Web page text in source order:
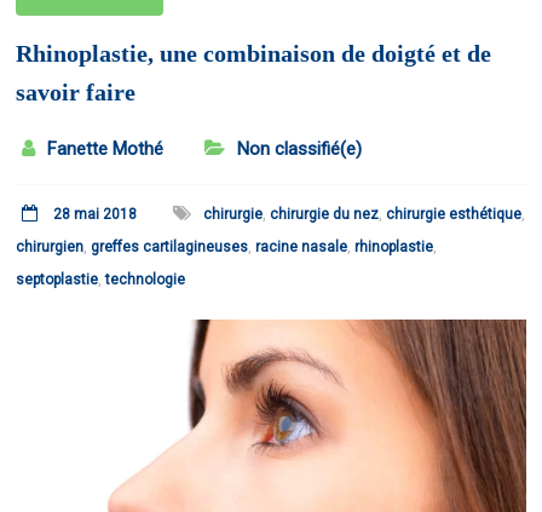
Rhinoplastie, une combinaison de doigté et de
savoir faire
Fanette Mothé Non classifié(e)
28 mai 2018 chirurgie,chirurgie du nez,chirurgie esthétique,
chirurgien,greffes cartilagineuses,racine nasale,rhinoplastie,
septoplastie,technologie